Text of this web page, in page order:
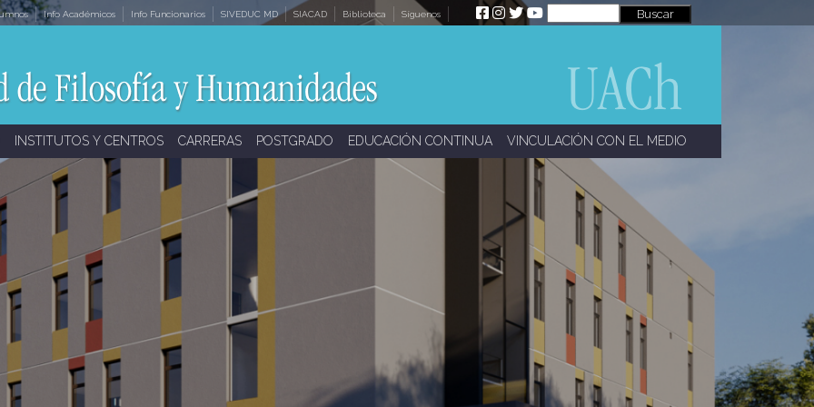
Info Académicos Info Funcionarios SIVEDUC MD SIACAD Biblioteca Síguenos
INSTITUTOS Y CENTROS CARRERAS POSTGRADO EDUCACIÓN CONTINUA VINCULACIÓN CON EL MEDIO